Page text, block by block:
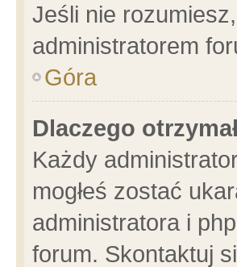
Jeśli nie
administratorem
Góra
Dlaczego
Każdy
mogłeś zostać
administratora i
forum. Skontaktuj